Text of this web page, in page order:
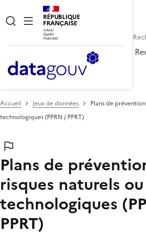
RÉPUBLIQUE
FRANÇAISE
Accueil Jeux de données
Plans de
technologiques (PPRN / PPRT)
Plans de
risques naturels ou
technologiques
PPRT)